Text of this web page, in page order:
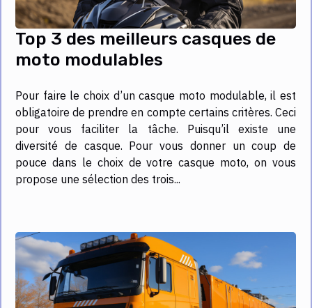
Top 3 des meilleurs casques de
moto modulables
Pour faire le choix d’un casque moto modulable, il est
obligatoire de prendre en compte certains critères. Ceci
pour vous faciliter la tâche. Puisqu’il existe une
diversité de casque. Pour vous donner un coup de
pouce dans le choix de votre casque moto, on vous
propose une sélection des trois...